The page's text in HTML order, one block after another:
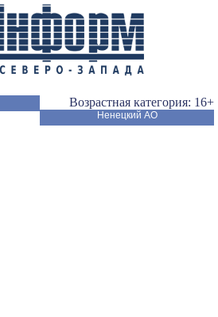
Возрастная категория: 16+
Ненецкий АО